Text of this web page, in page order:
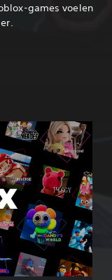
games voelen